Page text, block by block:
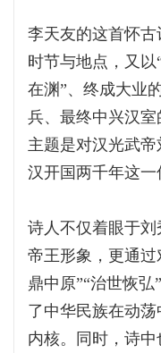
李天友的这首怀古
时节与地点，又以
在渊”、终成大业
兵、最终中兴汉
主题是对汉光武
汉开国两千年这一
诗人不仅着眼于
帝王形象，更通过
鼎中原”“治世恢
了中华民族在动
内核。同时，诗